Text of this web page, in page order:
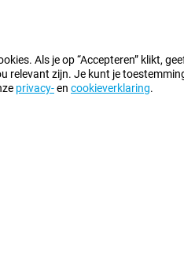
Als je op “Accepteren” klikt,
relevant zijn. Je kunt je
privacy-en cookieverklaring.